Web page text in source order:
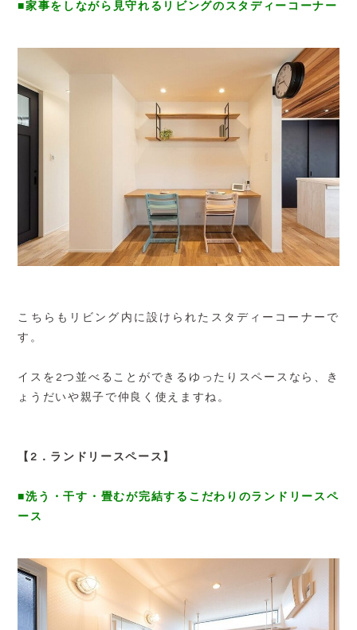
■家事をしながら見守れるリビングのスタディーコーナー
こちらもリビング内に設けられたスタディーコーナーで
す。
イスを2つ並べることができるゆったりスペースなら、き
ょうだいや親子で仲良く使えますね。
【2．ランドリースペース】
■洗う・干す・畳むが完結するこだわりのランドリースペ
ース